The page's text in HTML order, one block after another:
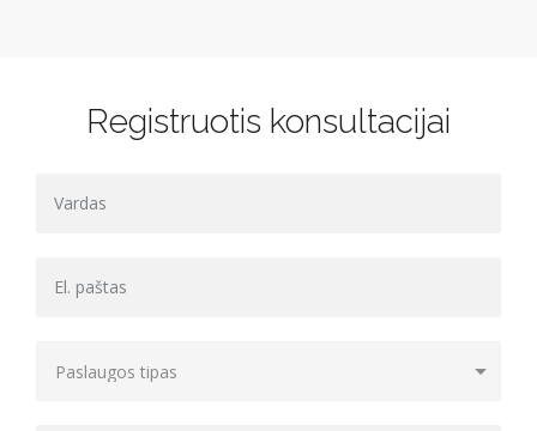
Registruotis konsultacijai